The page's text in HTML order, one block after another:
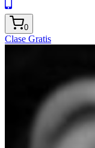
0
Clase Gratis